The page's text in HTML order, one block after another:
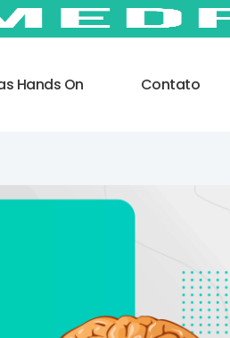
Hands On Contato